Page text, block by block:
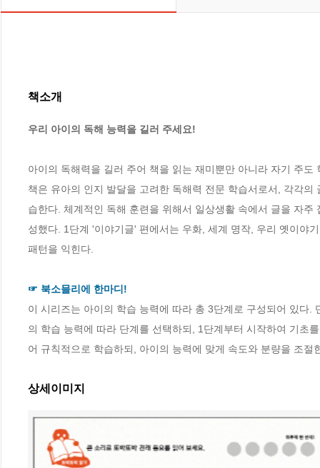
책소개
우리 아이의 독해 능력을 길러 주세요!
아이의 독해력을 길러 주어 책을 읽는 재미뿐만 아니라 자기 주
책은 유아의 인지 발달을 고려한 독해력 전문 학습서로서, 각각
습한다. 체계적인 독해 훈련을 위해서 일상생활 속에서 글을 자
성했다. 1단계 '이야기글' 편에서는 우화, 세계 명작, 우리 옛이야
패턴을 익힌다.
☞ 북소믈리에 한마디!
이 시리즈는 아이의 학습 능력에 따라 총 3단계로 구성되어 있다
의 학습 능력에 따라 단계를 선택하되, 1단계부터 시작하여 기초
어 규칙적으로 학습하되, 아이의 능력에 맞게 속도와 분량을 조절
상세이미지